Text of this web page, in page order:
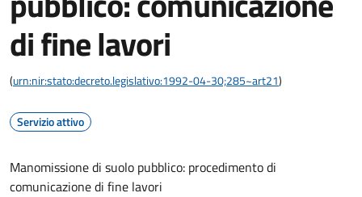
di fine lavori
(urn:nir:stato:decreto.legislativo:1992-04-30;285~art21)
Servizio attivo
Manomissione di suolo pubblico: procedimento di
comunicazione di fine lavori